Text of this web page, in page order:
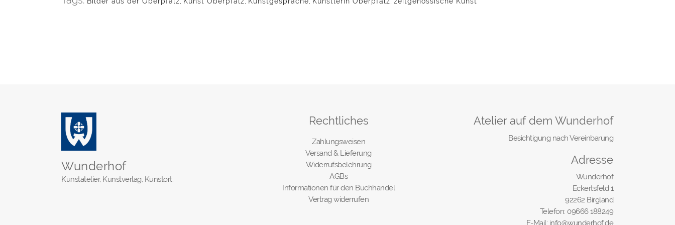
Wunderhof
Kunstatelier, Kunstverlag, Kunstort.
Rechtliches
Zahlungsweisen
Versand & Lieferung
Widerrufsbelehrung
AGBs
Informationen für den Buchhandel
Vertrag widerrufen
Atelier auf dem Wunderhof
Besichtigung nach Vereinbarung
Adresse
Wunderhof
Eckertsfeld 1
92262 Birgland
Telefon: 09666 188249
E-Mail: info@wunderhof.de